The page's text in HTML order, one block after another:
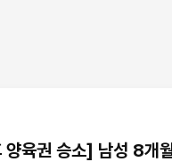
양육권 승소] 남성 8개